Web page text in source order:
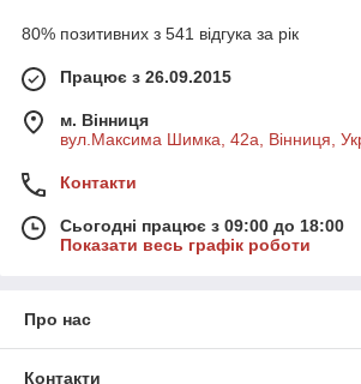
80% позитивних з 541 відгука за рік
Працює з 26.09.2015
м. Вінниця
вул.Максима Шимка, 42а, Вінниця,
Контакти
Сьогодні працює з 09:00 до 18:00
Показати весь графік роботи
Про нас
Контакти